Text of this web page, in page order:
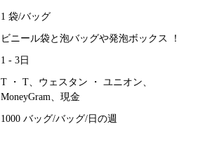
1 袋/バッグ
ビニール袋と泡バッグや発泡ボックス ！
1 - 3日
T ・ T、ウェスタン ・ ユニオン、
MoneyGram、現金
1000 バッグ/バッグ/日の週